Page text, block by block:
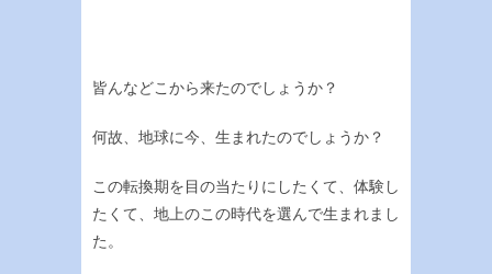
皆んなどこから来たのでしょうか？
何故、地球に今、生まれたのでしょうか？
この転換期を目の当たりにしたくて、体験し
たくて、地上のこの時代を選んで生まれまし
た。